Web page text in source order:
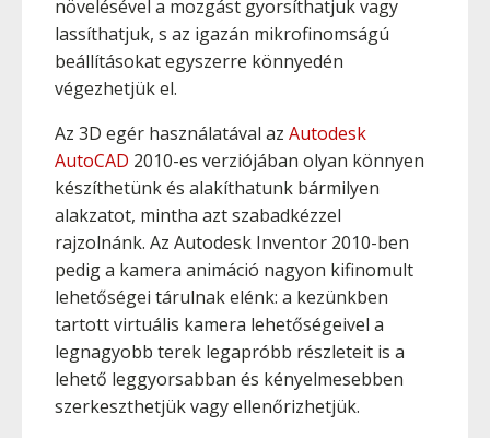
növelésével a mozgást gyorsíthatjuk vagy
lassíthatjuk, s az igazán mikrofinomságú
beállításokat egyszerre könnyedén
végezhetjük el.
Az 3D egér használatával az Autodesk
AutoCAD 2010-es verziójában olyan könnyen
készíthetünk és alakíthatunk bármilyen
alakzatot, mintha azt szabadkézzel
rajzolnánk. Az Autodesk Inventor 2010-ben
pedig a kamera animáció nagyon kifinomult
lehetőségei tárulnak elénk: a kezünkben
tartott virtuális kamera lehetőségeivel a
legnagyobb terek legapróbb részleteit is a
lehető leggyorsabban és kényelmesebben
szerkeszthetjük vagy ellenőrizhetjük.